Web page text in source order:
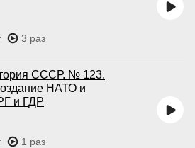
3 раз
СССР. № 123.
НАТО и
и ГДР
1 раз